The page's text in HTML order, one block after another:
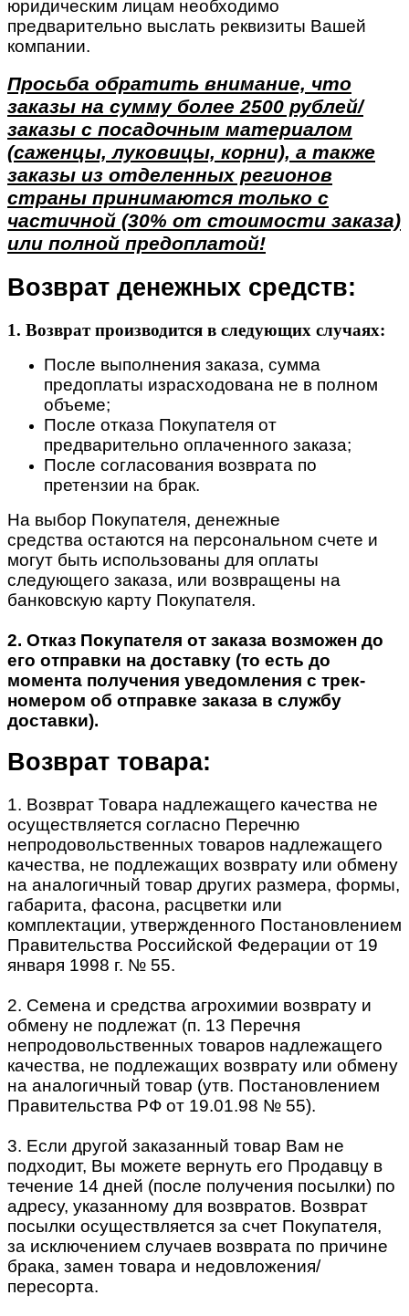
юридическим лицам необходимо
предварительно выслать реквизиты Вашей
компании.
Просьба обратить внимание, что
заказы на сумму более 2500 рублей/
заказы с посадочным материалом
(саженцы, луковицы, корни), а также
заказы из отделенных регионов
страны принимаются только с
частичной (30% от стоимости заказа)
или полной предоплатой!
Возврат денежных средств:
1. Возврат производится в следующих случаях:
После выполнения заказа, сумма
предоплаты израсходована не в полном
объеме;
После отказа Покупателя от
предварительно оплаченного заказа;
После согласования возврата по
претензии на брак.
На выбор Покупателя, денежные
средства остаются на персональном счете и
могут быть использованы для оплаты
следующего заказа, или возвращены на
банковскую карту Покупателя.
2. Отказ Покупателя от заказа возможен до
его отправки на доставку (то есть до
момента получения уведомления с трек-
номером об отправке заказа в службу
доставки).
Возврат товара:
1. Возврат Товара надлежащего качества не
осуществляется согласно Перечню
непродовольственных товаров надлежащего
качества, не подлежащих возврату или обмену
на аналогичный товар других размера, формы,
габарита, фасона, расцветки или
комплектации, утвержденного Постановлением
Правительства Российской Федерации от 19
января 1998 г. № 55.
2. Семена и средства агрохимии возврату и
обмену не подлежат (п. 13 Перечня
непродовольственных товаров надлежащего
качества, не подлежащих возврату или обмену
на аналогичный товар (утв. Постановлением
Правительства РФ от 19.01.98 № 55).
3. Если другой заказанный товар Вам не
подходит, Вы можете вернуть его Продавцу в
течение 14 дней (после получения посылки) по
адресу, указанному для возвратов. Возврат
посылки осуществляется за счет Покупателя,
за исключением случаев возврата по причине
брака, замен товара и недовложения/
пересорта.